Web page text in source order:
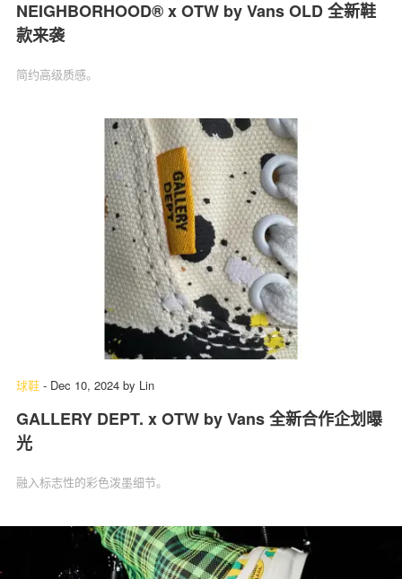
NEIGHBORHOOD® x OTW by Vans OLD 全新鞋
款来袭
简约高级质感。
球鞋 - Dec 10, 2024 by Lin
GALLERY DEPT. x OTW by Vans 全新合作企划曝
光
融入标志性的彩色泼墨细节。